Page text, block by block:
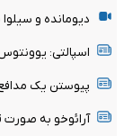
دیومانده و
اسپالتی:
پیوستن یک
آرائوخو به